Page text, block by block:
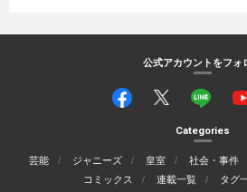
公式アカウントをフォ
Categories
芸能 ジャニーズ 皇室 社会・事件
コミックス
連載一覧 タグ